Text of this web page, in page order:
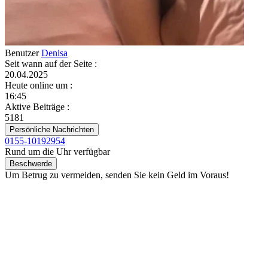
BenutzerDenisa
Seit wann auf der Seite :
20.04.2025
Heute online um :
16:45
Aktive Beiträge :
5181
Persönliche Nachrichten
0155-10192954
Rund um die Uhr verfügbar
Beschwerde
Um Betrug zu vermeiden, senden Sie kein Geld im Voraus!